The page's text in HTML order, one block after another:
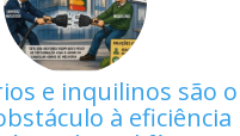
e inquilinos são o
à eficiência